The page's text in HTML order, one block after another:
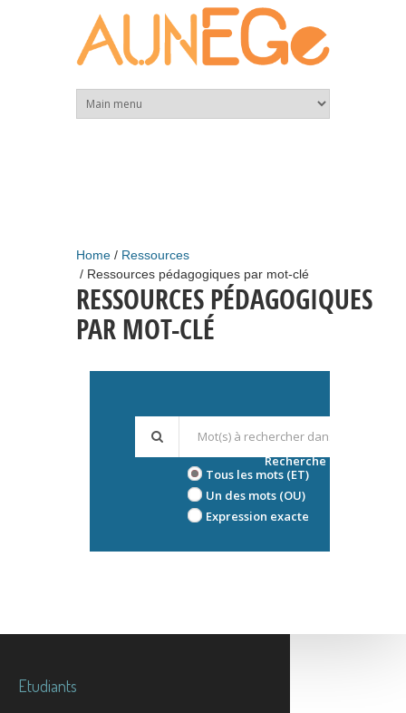
Home
Ressources
Ressources pédagogiques par mot-clé
RESSOURCES PÉDAGOGIQUES
PAR MOT-CLÉ
Tous les mots (ET)
Un des mots (OU)
Expression exacte
Recherche avancée
Etudiants